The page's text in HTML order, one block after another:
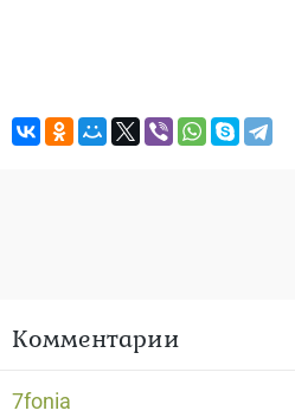
Комментарии
7fonia